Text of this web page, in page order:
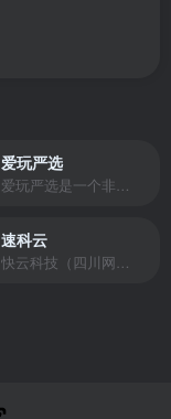
爱玩严选
爱玩严选是一个非常有保障且性价比极高的虚拟商城，包括但不限于苹果证书、技术指导、会员充值等多种虚拟服务！
速科云
快云科技（四川网联快云科技有限公司）成立于2021年，主营互联网业务平台服务提供商。公司专注为用户提供低价高性能云计算产品，致力于云计算应用的易用性开发，并引导云计算在国内普及